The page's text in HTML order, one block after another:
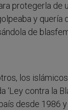
protegerla de
y quería
de
los
‘Ley contra la
desde 1986